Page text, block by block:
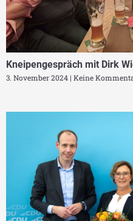
Kneipengespräch mit Dirk
3. November 2024 Keine